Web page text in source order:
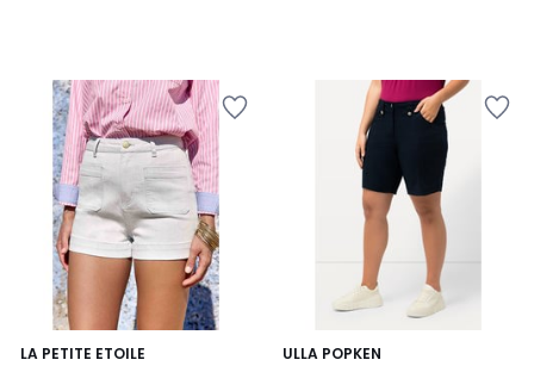
LA PETITE ETOILE
ULLA POPKEN
4,6
17